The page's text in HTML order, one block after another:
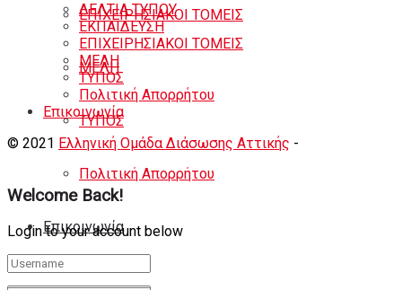
ΕΠΙΧΕΙΡΗΣΙΑΚΟΙ ΤΟΜΕΙΣ
ΜΕΛΗ
ΤΥΠΟΣ
Πολιτική Απορρήτου
Eπικοινωνία
ΔΕΛΤΙΑ ΤΥΠΟΥ
ΕΚΠΑΙΔΕΥΣΗ
ΕΠΙΧΕΙΡΗΣΙΑΚΟΙ ΤΟΜΕΙΣ
ΜΕΛΗ
ΤΥΠΟΣ
Πολιτική Απορρήτου
Eπικοινωνία
© 2021 Ελληνική Ομάδα Διάσωσης Αττικής -
Welcome Back!
Login to your account below